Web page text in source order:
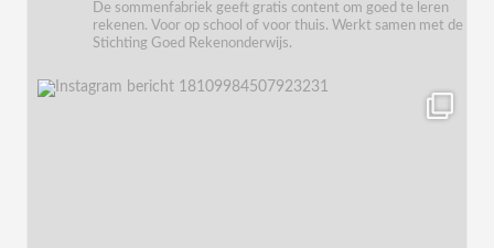
De sommenfabriek geeft gratis content om goed te leren
rekenen. Voor op school of voor thuis. Werkt samen met de
Stichting Goed Rekenonderwijs.